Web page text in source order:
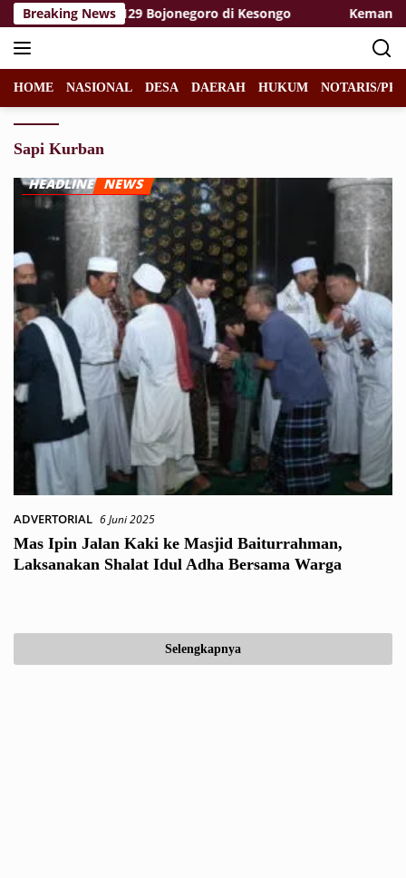
Langsung
ke
konten
Breaking News
TMMD 129 Bojonegoro di Kesongo
HOME NASIONAL DESA DAERAH HUKUM NOTARIS/
Sapi Kurban
ADVERTORIAL 6 Juni 2025
Mas Ipin Jalan Kaki ke Masjid Baiturrahman,
Laksanakan Shalat Idul Adha Bersama Warga
Selengkapnya